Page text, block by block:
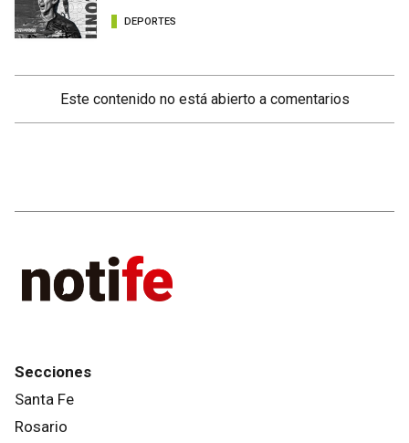
DEPORTES
Este contenido no está abierto a comentarios
Secciones
Santa Fe
Rosario